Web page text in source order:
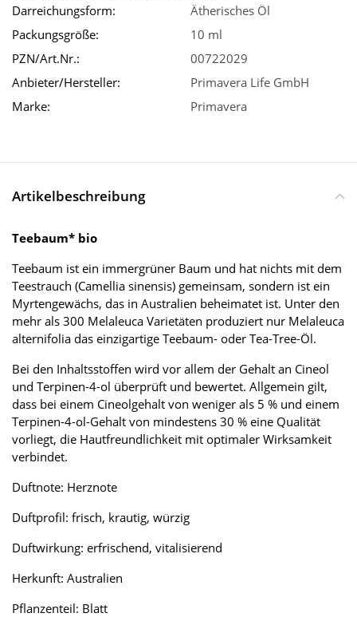
Darreichungsform:
Ätherisches Öl
Packungsgröße:
10 ml
PZN/Art.Nr.:
00722029
Anbieter/Hersteller:
Primavera Life GmbH
Marke:
Primavera
Artikelbeschreibung
Teebaum* bio
Teebaum ist ein immergrüner Baum und hat nichts mit dem
Teestrauch (Camellia sinensis) gemeinsam, sondern ist ein
Myrtengewächs, das in Australien beheimatet ist. Unter den
mehr als 300 Melaleuca Varietäten produziert nur Melaleuca
alternifolia das einzigartige Teebaum- oder Tea-Tree-Öl.
Bei den Inhaltsstoffen wird vor allem der Gehalt an Cineol
und Terpinen-4-ol überprüft und bewertet. Allgemein gilt,
dass bei einem Cineolgehalt von weniger als 5 % und einem
Terpinen-4-ol-Gehalt von mindestens 30 % eine Qualität
vorliegt, die Hautfreundlichkeit mit optimaler Wirksamkeit
verbindet.
Duftnote: Herznote
Duftprofil: frisch, krautig, würzig
Duftwirkung: erfrischend, vitalisierend
Herkunft: Australien
Pflanzenteil: Blatt